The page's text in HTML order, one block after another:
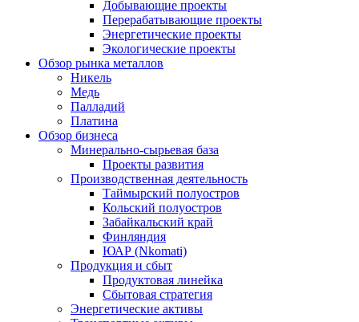
Добывающие проекты
Перерабатывающие проекты
Энергетические проекты
Экологические проекты
Обзор рынка металлов
Никель
Медь
Палладий
Платина
Обзор бизнеса
Минерально-сырьевая база
Проекты развития
Производственная деятельность
Таймырский полуостров
Кольский полуостров
Забайкальский край
Финляндия
ЮАР (Nkomati)
Продукция и сбыт
Продуктовая линейка
Сбытовая стратегия
Энергетические активы